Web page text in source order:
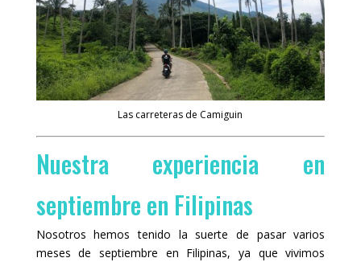
Las carreteras de Camiguin
Nuestra experiencia en
septiembre en Filipinas
Nosotros hemos tenido la suerte de pasar varios
meses de septiembre en Filipinas, ya que vivimos